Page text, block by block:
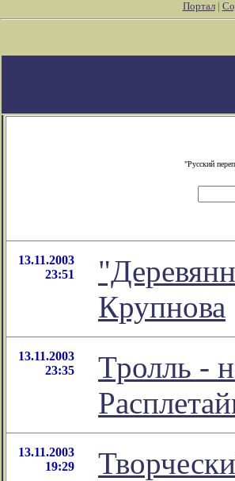
Портал|
"Русский
13.11.2003
23:51
Крупнова
13.11.2003
23:35
Тролль -
13.11.2003
19:29